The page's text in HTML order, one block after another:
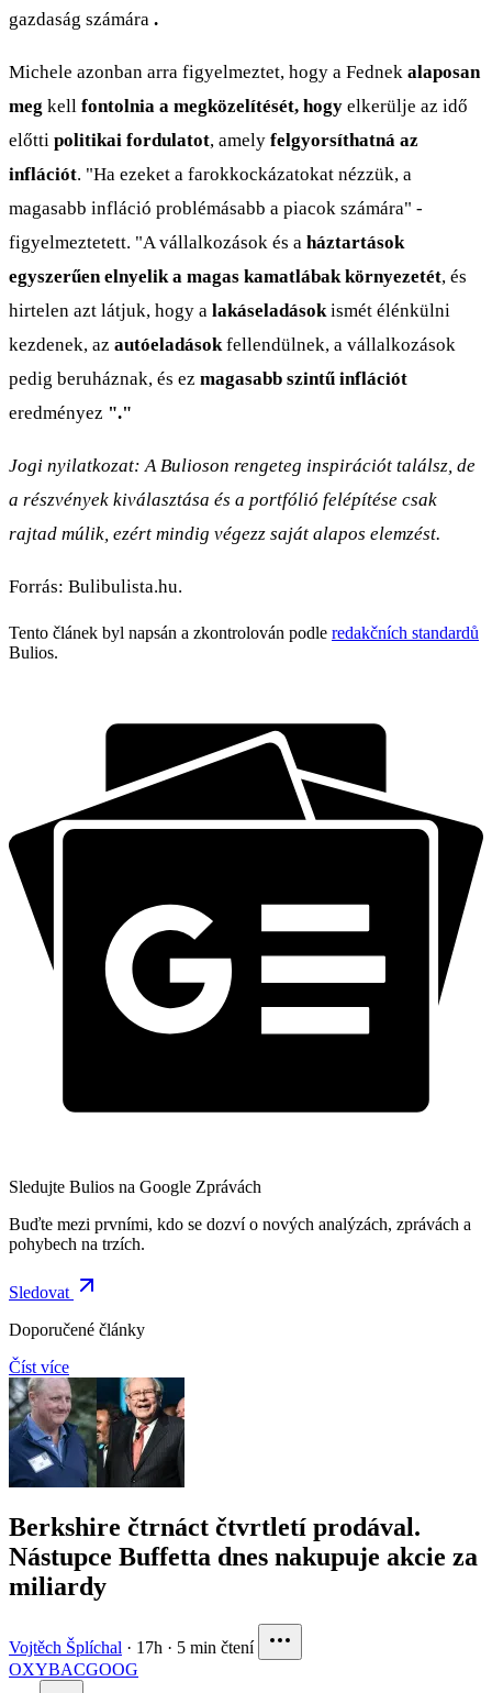
gazdaság számára .
Michele azonban arra figyelmeztet, hogy a Fednek alaposan
meg kell fontolnia a megközelítését, hogy elkerülje az idő
előtti politikai fordulatot, amely felgyorsíthatná az
inflációt. "Ha ezeket a farokkockázatokat nézzük, a
magasabb infláció problémásabb a piacok számára" -
figyelmeztetett. "A vállalkozások és a háztartások
egyszerűen elnyelik a magas kamatlábak környezetét, és
hirtelen azt látjuk, hogy a lakáseladásokismét élénkülni
kezdenek, az autóeladásokfellendülnek, a vállalkozások
pedig beruháznak, és ez magasabb szintű inflációt
eredményez "."
Jogi nyilatkozat: A Bulioson rengeteg inspirációt találsz, de
a részvények kiválasztása és a portfólió felépítése csak
rajtad múlik, ezért mindig végezz saját alapos elemzést.
Forrás: Bulibulista.hu.
Tento článek byl napsán a zkontrolován podle redakčních standardů
Bulios.
Sledujte Bulios na Google Zprávách
Buďte mezi prvními, kdo se dozví o nových analýzách, zprávách a
pohybech na trzích.
Sledovat
Doporučené články
Číst více
Berkshire čtrnáct čtvrtletí prodával.
Nástupce Buffetta dnes nakupuje akcie za
miliardy
Vojtěch Šplíchal · 17h · 5 min čtení
OXYBACGOOG